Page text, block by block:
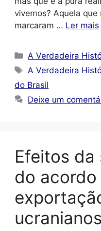
vivemos? Aquela
marcaram … Ler mais
Categorias
A Verdadeira
Tags
A Verdadeira
do Brasil
Deixe um
Efeitos da
do acordo